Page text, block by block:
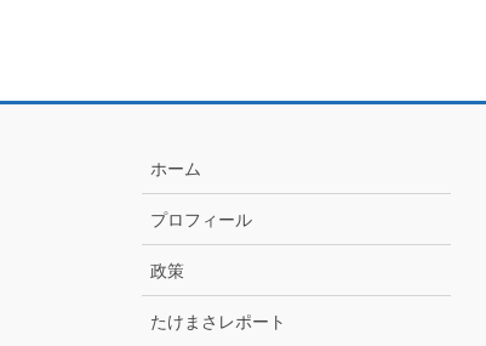
ホーム
プロフィール
政策
たけまさレポート